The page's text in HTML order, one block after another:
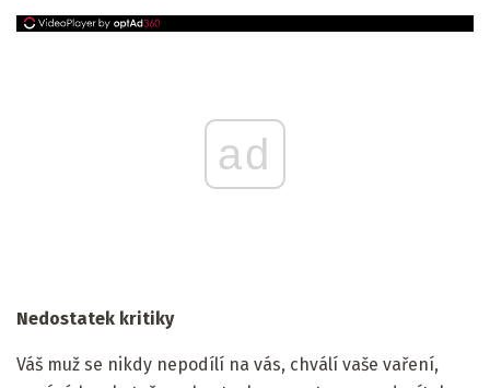
ad
Nedostatek kritiky
Váš muž se nikdy nepodílí na vás, chválí vaše vaření,